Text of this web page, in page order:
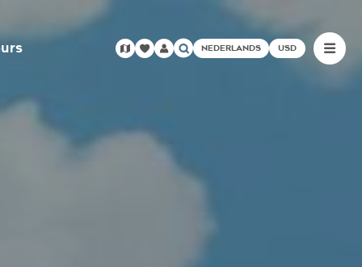
NEDERLANDS USD